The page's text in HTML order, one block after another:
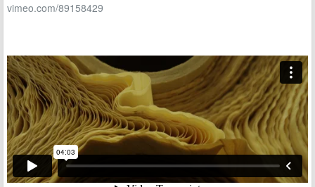
vimeo.com/89158429